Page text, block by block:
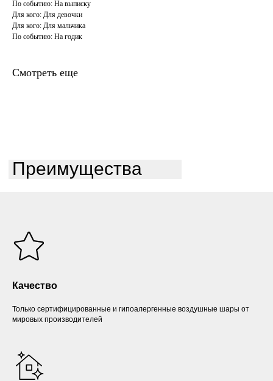
По событию: На выписку
Для кого: Для девочки
Для кого: Для мальчика
По событию: На годик
Смотреть еще
Преимущества
Качество
Только сертифицированные и гипоалергенные воздушные шары от
мировых производителей